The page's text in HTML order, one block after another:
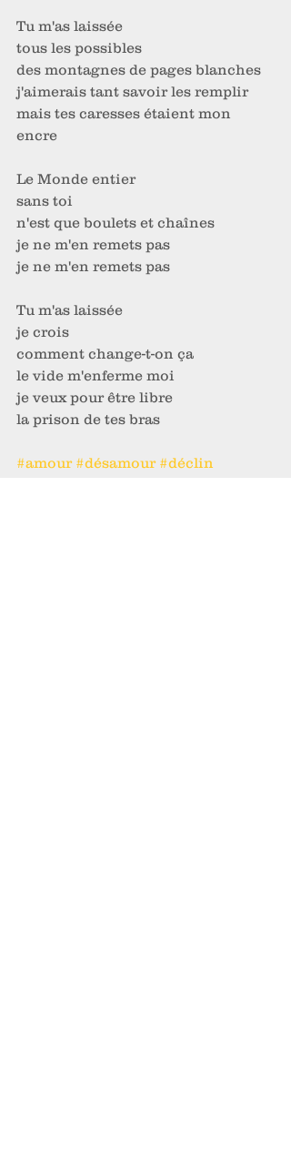
Tu m'as laissée
tous les possibles
des montagnes de pages blanches
j'aimerais tant savoir les remplir
mais tes caresses étaient mon
encre
Le Monde entier
sans toi
n'est que boulets et chaînes
je ne m'en remets pas
je ne m'en remets pas
Tu m'as laissée
je crois
comment change-t-on ça
le vide m'enferme moi
je veux pour être libre
la prison de tes bras
#amour #désamour #déclin